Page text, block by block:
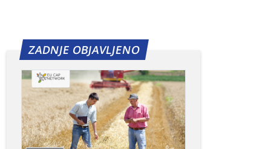
ZADNJE OBJAVLJENO